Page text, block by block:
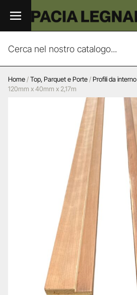
Home/Top, Parquet e Porte/Profili da interno
120mm x 40mm x 2,17m